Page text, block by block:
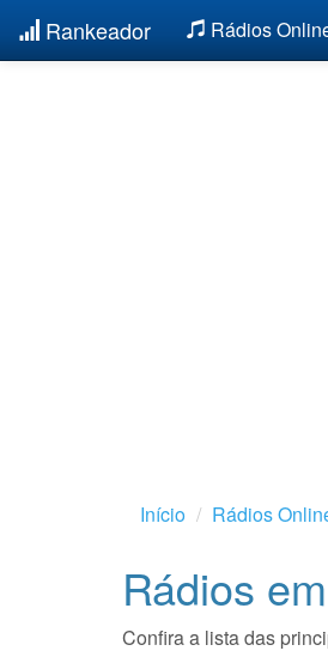
Rankeador Rádios
Início Rádios
Rádios
Confira a lista das